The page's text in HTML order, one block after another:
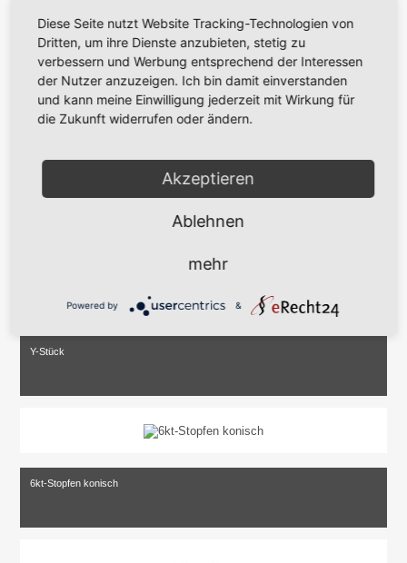
Y-Stück
6kt-Stopfen konisch
Diese Seite nutzt Website Tracking-Technologien von
Dritten, um ihre Dienste anzubieten, stetig zu
verbessern und Werbung entsprechend der Interessen
der Nutzer anzuzeigen. Ich bin damit einverstanden
und kann meine Einwilligung jederzeit mit Wirkung für
die Zukunft widerrufen oder ändern.
Akzeptieren
Ablehnen
mehr
Powered by &